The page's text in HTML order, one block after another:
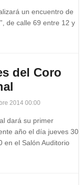
un encuentro de
de calle 69 entre 12 y
del Coro
2014 00:00
dará su primer
año el día jueves 30
en el Salón Auditorio